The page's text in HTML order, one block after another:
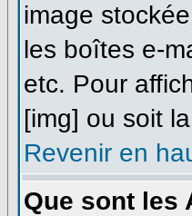
image
les boîtes e-
etc. Pour
[img] ou soit
Revenir en
Que sont les